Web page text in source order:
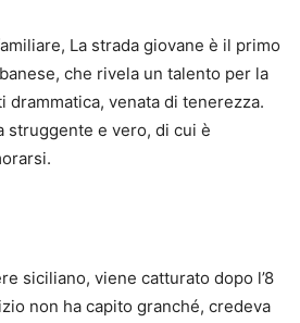
La strada giovane è il primo
che rivela un talento per la
drammatica, venata di tenerezza.
struggente e vero, di cui è
siciliano, viene catturato dopo l’8
non ha capito granché, credeva